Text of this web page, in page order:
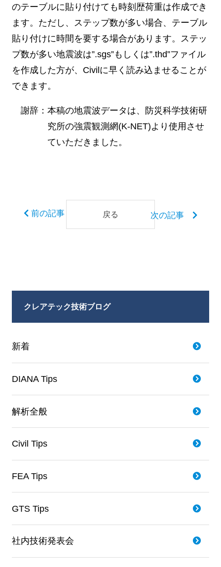
のテーブルに貼り付けても時刻歴荷重は作成でき
ます。ただし、ステップ数が多い場合、テーブル
貼り付けに時間を要する場合があります。ステッ
プ数が多い地震波は”.sgs”もしくは”.thd”ファイル
を作成した方が、Civilに早く読み込ませることが
できます。
謝辞：本稿の地震波データは、防災科学技術研
究所の強震観測網(K-NET)より使用させ
ていただきました。
前の記事 戻る 次の記事
クレアテック技術ブログ
新着
DIANA Tips
解析全般
Civil Tips
FEA Tips
GTS Tips
社内技術発表会